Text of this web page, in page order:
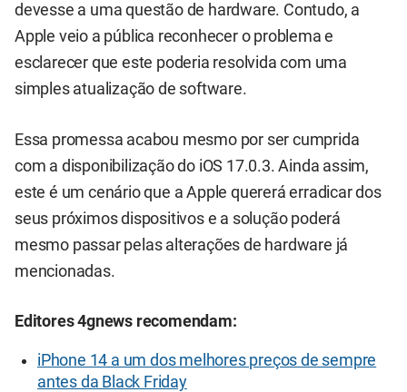
devesse a uma questão de hardware. Contudo, a
Apple veio a pública reconhecer o problema e
esclarecer que este poderia resolvida com uma
simples atualização de software.
Essa promessa acabou mesmo por ser cumprida
com a disponibilização do iOS 17.0.3. Ainda assim,
este é um cenário que a Apple quererá erradicar dos
seus próximos dispositivos e a solução poderá
mesmo passar pelas alterações de hardware já
mencionadas.
Editores 4gnews recomendam:
iPhone 14 a um dos melhores preços de sempre
antes da Black Friday